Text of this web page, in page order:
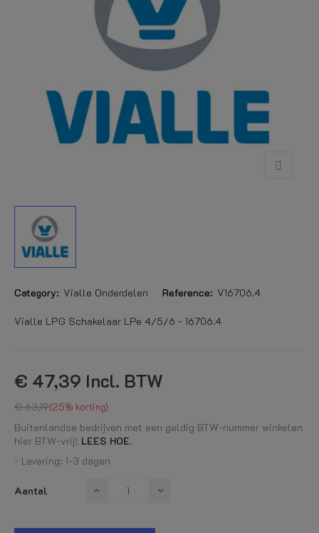
Category: Vialle Onderdelen Reference: V16706.4
Vialle LPG Schakelaar LPe 4/5/6 - 16706.4
€ 47,39 Incl. BTW
€ 63,19 25% korting
Buitenlandse bedrijven met een geldig BTW-nummer winkelen
hier BTW-vrij! LEES HOE.
- Levering: 1-3 dagen
Aantal